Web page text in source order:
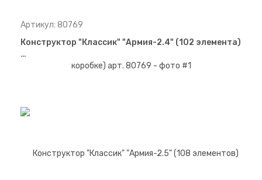
Артикул: 80769
Конструктор "Классик" "Армия-2.4" (102 элемента)
…